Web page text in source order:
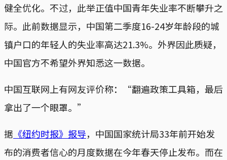
健全优化。不过，此举正值中国青年失业率不断攀升之
际。此前数据显示，中国第二季度16-24岁年龄段的城
镇户口的年轻人的失业率高达21.3%。外界因此质疑，
中国官方不希望外界知悉这一数据。
中国互联网上有网友评价称：“翻遍政策工具箱，最后
拿出了一个眼罩。”
据 《纽约时报》报导，中国国家统计局33年前开始发
布的消费者信心的月度数据在今年春天停止发布。而在